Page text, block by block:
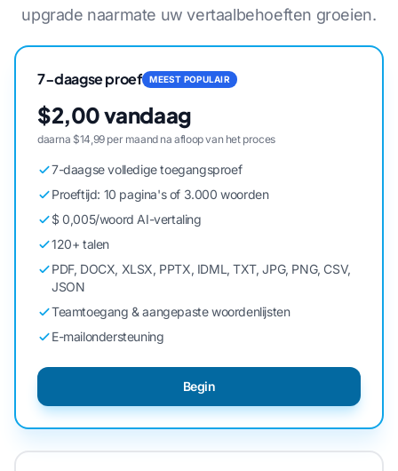
upgrade naarmate uw vertaalbehoeften groeien.
7-daagse proef MEEST POPULAIR
$2,00 vandaag
daarna $14,99 per maand na afloop van het proces
7-daagse volledige toegangsproef
Proeftijd: 10 pagina's of 3.000 woorden
$ 0,005/woord AI-vertaling
120+ talen
PDF, DOCX, XLSX, PPTX, IDML, TXT, JPG, PNG, CSV,
JSON
Teamtoegang & aangepaste woordenlijsten
E-mailondersteuning
Begin